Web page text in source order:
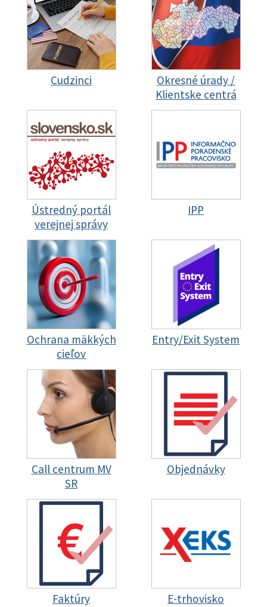
Cudzinci
Okresné úrady /
Klientske centrá
Ústredný portál
verejnej správy
IPP
Ochrana mäkkých
cieľov
Entry/Exit System
Call centrum MV
SR
Objednávky
Faktúry E-trhovisko